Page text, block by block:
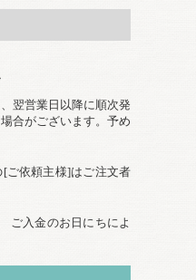
翌営業日以降に順次発
合がございます。予め
ご依頼主様]はご注文者
ご入金のお日にちによ